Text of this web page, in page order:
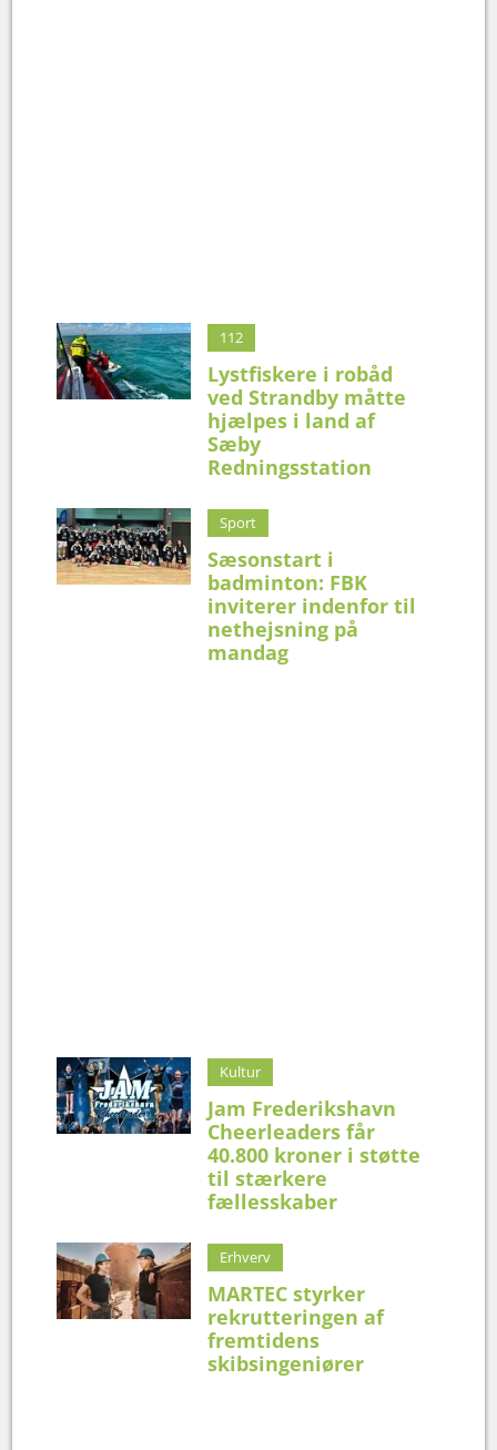
112
Lystfiskere i robåd
ved Strandby måtte
hjælpes i land af
Sæby
Redningsstation
Sport
Sæsonstart i
badminton: FBK
inviterer indenfor til
nethejsning på
mandag
Kultur
Jam Frederikshavn
Cheerleaders får
40.800 kroner i støtte
til stærkere
fællesskaber
Erhverv
MARTEC styrker
rekrutteringen af
fremtidens
skibsingeniører